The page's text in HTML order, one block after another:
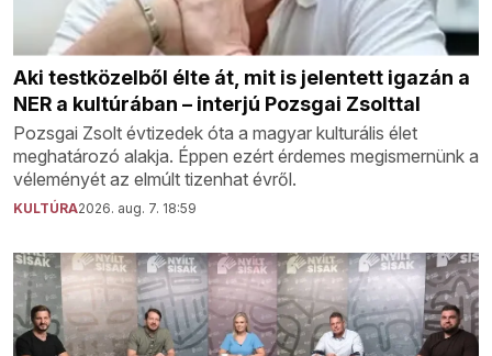
Aki testközelből élte át, mit is jelentett igazán a
NER a kultúrában – interjú Pozsgai Zsolttal
Pozsgai Zsolt évtizedek óta a magyar kulturális élet
meghatározó alakja. Éppen ezért érdemes megismernünk a
véleményét az elmúlt tizenhat évről.
KULTÚRA2026. aug. 7. 18:59